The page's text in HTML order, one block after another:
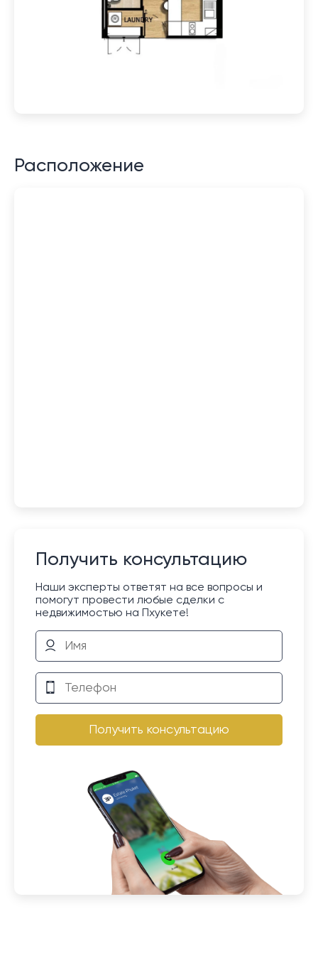
Расположение
Получить консультацию
Наши эксперты ответят на все вопросы и
помогут провести любые сделки с
недвижимостью на Пхукете!
Получить консультацию